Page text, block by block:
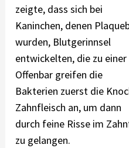
zeigte, dass sich bei
Kaninchen, denen
wurden, Blutgerinnsel
entwickelten, die zu
Offenbar greifen die
Bakterien zuerst die
Zahnfleisch an, um dann
durch feine Risse im
zu gelangen.